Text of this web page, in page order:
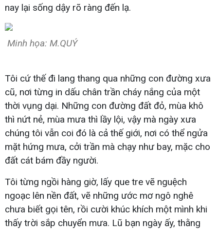
nay lại sống dậy rõ ràng đến lạ.
Minh họa: M.QUÝ
Tôi cứ thế đi lang thang qua những con đường xưa
cũ, nơi từng in dấu chân trần cháy nắng của một
thời vụng dại. Những con đường đất đỏ, mùa khô
thì nứt nẻ, mùa mưa thì lầy lội, vậy mà ngày xưa
chúng tôi vẫn coi đó là cả thế giới, nơi có thể ngửa
mặt hứng mưa, cởi trần mà chạy như bay, mặc cho
đất cát bám đầy người.
Tôi từng ngồi hàng giờ, lấy que tre vẽ nguệch
ngoạc lên nền đất, vẽ những ước mơ ngô nghê
chưa biết gọi tên, rồi cười khúc khích một mình khi
thấy trời sắp chuyển mưa. Lũ bạn ngày ấy, thằng